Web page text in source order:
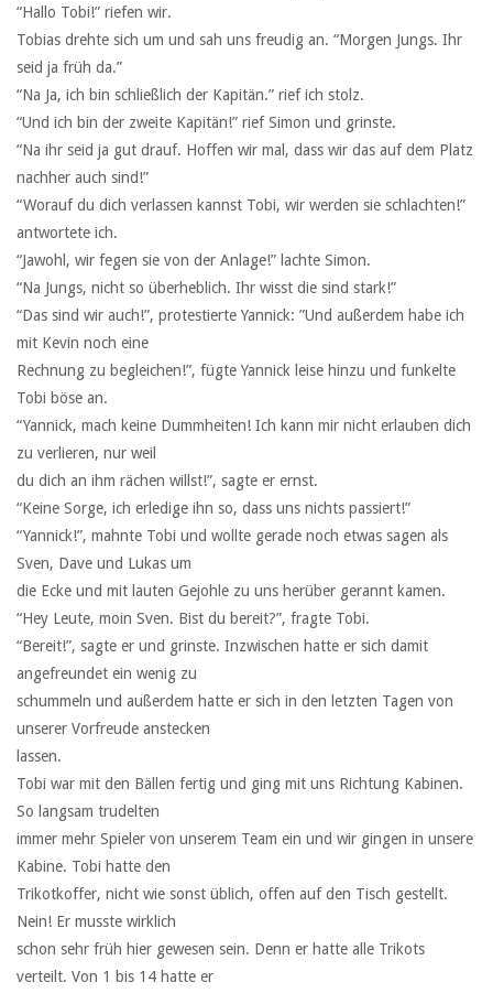
“Hallo Tobi!” riefen wir.
Tobias drehte sich um und sah uns freudig an. “Morgen Jungs. Ihr
seid ja früh da.”
“Na Ja, ich bin schließlich der Kapitän.” rief ich stolz.
“Und ich bin der zweite Kapitän!” rief Simon und grinste.
“Na ihr seid ja gut drauf. Hoffen wir mal, dass wir das auf dem Platz
nachher auch sind!”
“Worauf du dich verlassen kannst Tobi, wir werden sie schlachten!”
antwortete ich.
“Jawohl, wir fegen sie von der Anlage!” lachte Simon.
“Na Jungs, nicht so überheblich. Ihr wisst die sind stark!”
“Das sind wir auch!”, protestierte Yannick: ”Und außerdem habe ich
mit Kevin noch eine
Rechnung zu begleichen!”, fügte Yannick leise hinzu und funkelte
Tobi böse an.
“Yannick, mach keine Dummheiten! Ich kann mir nicht erlauben dich
zu verlieren, nur weil
du dich an ihm rächen willst!”, sagte er ernst.
“Keine Sorge, ich erledige ihn so, dass uns nichts passiert!”
“Yannick!”, mahnte Tobi und wollte gerade noch etwas sagen als
Sven, Dave und Lukas um
die Ecke und mit lauten Gejohle zu uns herüber gerannt kamen.
“Hey Leute, moin Sven. Bist du bereit?”, fragte Tobi.
“Bereit!”, sagte er und grinste. Inzwischen hatte er sich damit
angefreundet ein wenig zu
schummeln und außerdem hatte er sich in den letzten Tagen von
unserer Vorfreude anstecken
lassen.
Tobi war mit den Bällen fertig und ging mit uns Richtung Kabinen.
So langsam trudelten
immer mehr Spieler von unserem Team ein und wir gingen in unsere
Kabine. Tobi hatte den
Trikotkoffer, nicht wie sonst üblich, offen auf den Tisch gestellt.
Nein! Er musste wirklich
schon sehr früh hier gewesen sein. Denn er hatte alle Trikots
verteilt. Von 1 bis 14 hatte er